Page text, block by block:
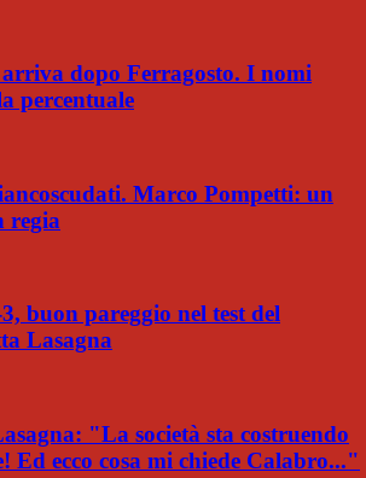
dopo Ferragosto. I nomi
percentuale
Marco Pompetti: un
regia
buon pareggio nel test del
Lasagna
"La società sta costruendo
Ed ecco cosa mi chiede Calabro..."